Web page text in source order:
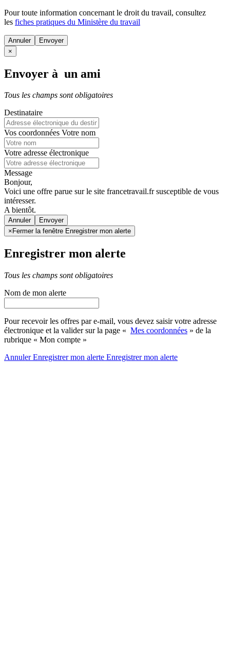
Pour toute information concernant le droit du travail, consultez
les fiches pratiques du Ministère du travail
Annuler
×
Envoyer à un ami
Tous les champs sont obligatoires
Destinataire
Vos coordonnées Votre nom
Votre adresse électronique
Message
Bonjour,
Voici une offre parue sur le site francetravail.fr susceptible de vous
intéresser.
A bientôt.
Annuler
× Fermer la fenêtre Enregistrer mon alerte
Enregistrer mon alerte
Tous les champs sont obligatoires
Nom de mon alerte
Pour recevoir les offres par e-mail, vous devez saisir votre adresse
électronique et la valider sur la page « Mes coordonnées » de la
rubrique « Mon compte »
AnnulerEnregistrer mon alerte Enregistrermon alerte